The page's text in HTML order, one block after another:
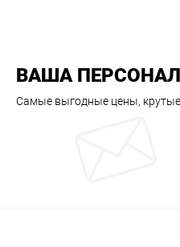
ВАША
Самые выгодные цены,